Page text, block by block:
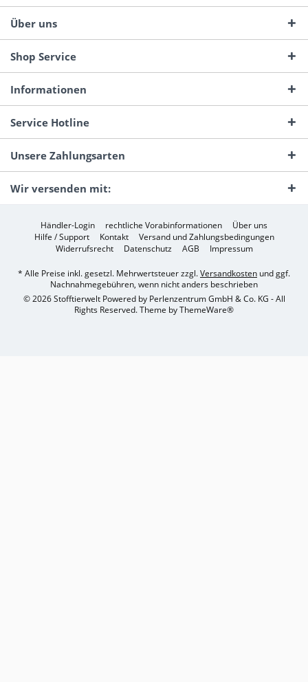
Über uns
Shop Service
Informationen
Service Hotline
Unsere Zahlungsarten
Wir versenden mit:
Händler-Login rechtliche Vorabinformationen
Über uns
Hilfe / Support
Kontakt
Versand und Zahlungsbedingungen
Widerrufsrecht
Datenschutz AGB Impressum
* Alle Preise inkl. gesetzl. Mehrwertsteuer zzgl.Versandkosten und ggf.
Nachnahmegebühren, wenn nicht anders beschrieben
© 2026 Stofftierwelt Powered by Perlenzentrum GmbH & Co. KG - All
Rights Reserved. Theme byThemeWare®